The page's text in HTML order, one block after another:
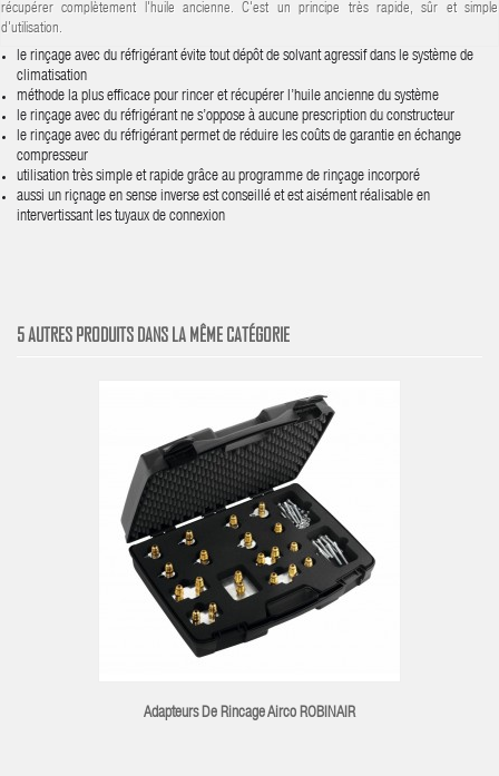
récupérer complètement l'huile ancienne. C'est un principe très rapide, sûr et simple
d'utilisation.
le rinçage avec du réfrigérant évite tout dépôt de solvant agressif dans le système de
climatisation
méthode la plus efficace pour rincer et récupérer l’huile ancienne du système
le rinçage avec du réfrigérant ne s’oppose à aucune prescription du constructeur
le rinçage avec du réfrigérant permet de réduire les coûts de garantie en échange
compresseur
utilisation très simple et rapide grâce au programme de rinçage incorporé
aussi un riçnage en sense inverse est conseillé et est aisément réalisable en
intervertissant les tuyaux de connexion
5 AUTRES PRODUITS DANS LA MÊME CATÉGORIE
Adapteurs De Rincage Airco ROBINAIR